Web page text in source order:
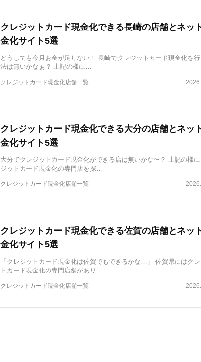
クレジットカード現金化できる長崎の店舗とネッ
金化サイト5選
どうしても今月お金が足りない！ 長崎でクレジットカード現金化を
法は無いかなぁ？ 上記の様に…
クレジットカード現金化店舗一覧
クレジットカード現金化できる大分の店舗とネッ
金化サイト5選
大分でクレジットカード現金化ができる店は無いかな〜？ 上記の様に
ジットカード現金化の専門店を探…
クレジットカード現金化店舗一覧
クレジットカード現金化できる佐賀の店舗とネッ
金化サイト5選
「クレジットカード現金化は佐賀でもできるかな…」 佐賀県にはクレ
トカード現金化の専門店舗があり…
クレジットカード現金化店舗一覧